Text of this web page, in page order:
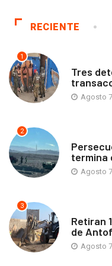
RECIENTE
1
Tres
Agosto
2
termina
Agosto
3
Retiran
de
Agosto